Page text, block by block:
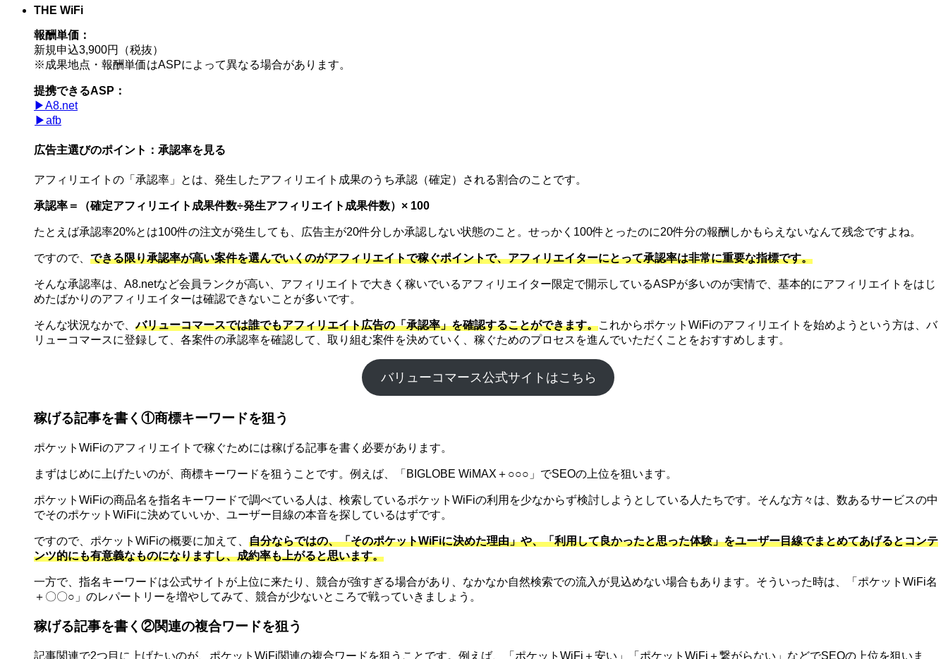
THE WiFi
報酬単価：
新規申込3,900円（税抜）
※成果地点・報酬単価はASPによって異なる場合があります。
提携できるASP：
▶︎A8.net
▶︎afb
広告主選びのポイント：承認率を見る
アフィリエイトの「承認率」とは、発生したアフィリエイト成果のうち承認（確定）される割合のことです。
承認率＝（確定アフィリエイト成果件数÷発生アフィリエイト成果件数）× 100
たとえば承認率20%とは100件の注文が発生しても、広告主が20件分しか承認しない状態のこと。せっかく100件とったのに20件分の報酬しかもらえないなんて残念ですよね。
ですので、 できる限り承認率が高い案件を選んでいくのがアフィリエイトで稼ぐポイントで、アフィリエイターにとって承認率は非常に重要な指標です。
そんな承認率は、A8.netなど会員ランクが高い、アフィリエイトで大きく稼いでいるアフィリエイター限定で開示しているASPが多いのが実情で、基本的にアフィリエイトをはじ
めたばかりのアフィリエイターは確認できないことが多いです。
そんな状況なかで、バリューコマースでは誰でもアフィリエイト広告の「承認率」を確認することができます。これからポケットWiFiのアフィリエイトを始めようという方は、バ
リューコマースに登録して、各案件の承認率を確認して、取り組む案件を決めていく、稼ぐためのプロセスを進んでいただくことをおすすめします。
バリューコマース公式サイトはこちら
稼げる記事を書く①商標キーワードを狙う
ポケットWiFiのアフィリエイトで稼ぐためには稼げる記事を書く必要があります。
まずはじめに上げたいのが、商標キーワードを狙うことです。例えば、「BIGLOBE WiMAX＋○○○」でSEOの上位を狙います。
ポケットWiFiの商品名を指名キーワードで調べている人は、検索しているポケットWiFiの利用を少なからず検討しようとしている人たちです。そんな方々は、数あるサービスの中
でそのポケットWiFiに決めていいか、ユーザー目線の本音を探しているはずです。
ですので、ポケットWiFiの概要に加えて、 自分ならではの、「そのポケットWiFiに決めた理由」や、「利用して良かったと思った体験」をユーザー目線でまとめてあげるとコンテ
ンツ的にも有意義なものになりますし、成約率も上がると思います。
一方で、指名キーワードは公式サイトが上位に来たり、競合が強すぎる場合があり、なかなか自然検索での流入が見込めない場合もあります。そういった時は、「ポケットWiFi名
＋〇〇○」のレパートリーを増やしてみて、競合が少ないところで戦っていきましょう。
稼げる記事を書く②関連の複合ワードを狙う
記事関連で2つ目に上げたいのが、ポケットWiFi関連の複合ワードを狙うことです。例えば、「ポケットWiFi＋安い」「ポケットWiFi＋繋がらない」などでSEOの上位を狙いま